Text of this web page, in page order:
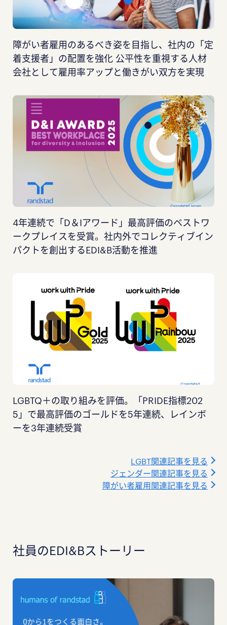
障がい者雇用のあるべき姿を目指し、社内の「定
着支援者」の配置を強化 公平性を重視する人材
会社として雇用率アップと働きがい双方を実現
4年連続で「D＆Iアワード」最高評価のベストワ
ークプレイスを受賞。社内外でコレクティブイン
パクトを創出するEDI&B活動を推進
LGBTQ＋の取り組みを評価。「PRIDE指標202
5」で最高評価のゴールドを5年連続、レインボ
ーを3年連続受賞
LGBT関連記事を見る
ジェンダー関連記事を見る
障がい者雇用関連記事を見る
社員のEDI&Bストーリー